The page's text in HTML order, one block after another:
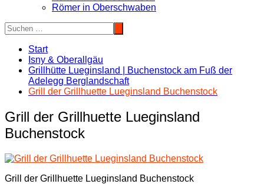
Römer in Oberschwaben
Start
Isny & Oberallgäu
Grillhütte Lueginsland | Buchenstock am Fuß der
Adelegg Berglandschaft
Grill der Grillhuette Lueginsland Buchenstock
Grill der Grillhuette Lueginsland
Buchenstock
Grill der Grillhuette Lueginsland Buchenstock